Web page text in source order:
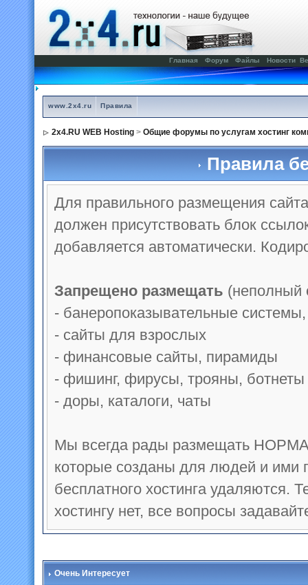
Главная Форум Файлы Новости
www.2x4.ru Правила
2x4.RU WEB Hosting > Общие форумы по услугам хостинг
Правила
Для правильного размещения
должен присутствовать блок
добавляется автоматически.
Запрещено размещать (неполный
- банеропоказывательные системы,
- сайты для взрослых
- финансовые сайты, пирамиды
- фишинг, фирусы, трояны, ботнеты
- доры, каталоги, чаты
Мы всегда рады размещать
которые созданы для людей и
бесплатного хостинга удаляются.
хостингу нет, все вопросы
Очень Интересует